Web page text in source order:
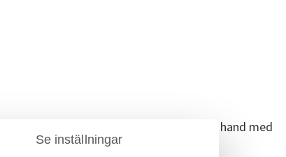
Se inställningar
skälig. Om lägenheten hyrs ut i andra hand med